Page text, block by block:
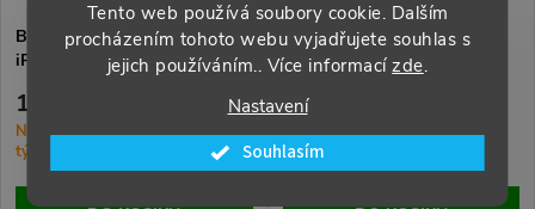
Tento web používá soubory cookie. Dalším
procházením tohoto webu vyjadřujete souhlas s
jejich používáním.. Více informacízde.
Nastavení
Souhlasím
Bezdrátový nabíjecí čip pro
iPhone 13 Pro / 13 Pro Max
179 Kč
Na Objednávku (dodání 1-3
týdny)
Bezdrátový nabíjecí čip s
napájecím flex kabelem pro
229 Kč
Na Objednávku (dodání 1-3
týdny)